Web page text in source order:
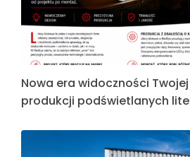
Nowa era widoczności
produkcji podświetlanych